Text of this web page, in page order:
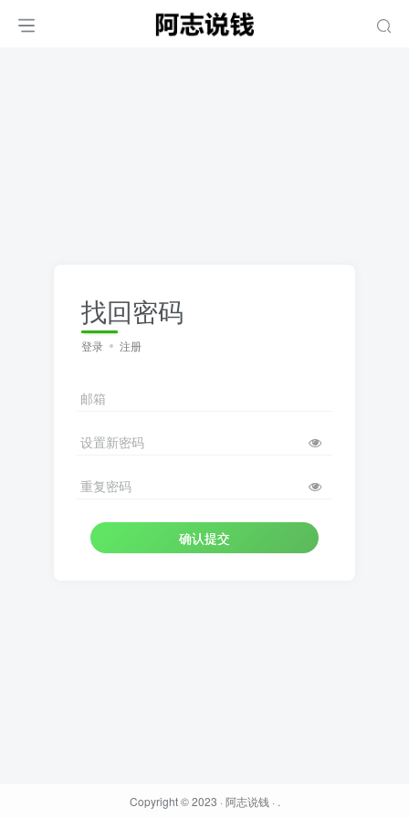
找回密码
登录 注册
邮箱
设置新密码
重复密码
确认提交
Copyright © 2023 ·阿志说钱· .